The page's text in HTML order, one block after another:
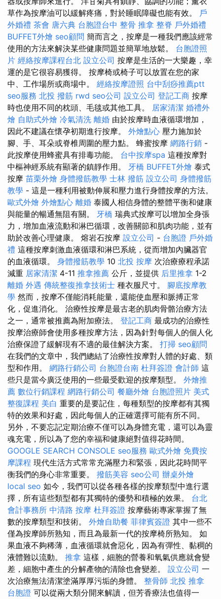
草作為按摩油可以緩解疼痛，對於睡眠障礙也能有效。 戶
外婚禮 茶會 唐六典 台胞證台中 整骨 推拿 整脊 戶外婚禮
BUFFET外燴 seo顧問 簡而言之，按摩是一種我們應該經常
使用的方法來解決某些健康問題並簡單地放鬆。 台胞證照
片 經絡按摩課程台北 設立公司 按摩是生活的一大樂趣，幸
運的是它很容易獲得。 按摩椅或椅子可以放置在您的家
中、工作場所或商場中。 經絡按摩證照 台中刮痧推薦ptt
seo服務 北投 撥筋 rwd seo公司 設立公司 登記工商 按摩
時也使用不同的枕頭、毛毯或其他工具。 居家清潔 婚禮外
燴 自助式外燴 冷氣清洗 離婚 由於按摩時血液循環增加，
因此不建議在懷孕初期進行按摩。 外燴點心 壓力施加於
腳、手、耳朵或脊椎周圍的壓力點。 蜂蜜按摩 網路行銷 -
此按摩使用蜂蜜具有排毒功能。 台中按摩spa 這種按摩對
中樞神經系統有顯著的鎮靜作用。 牙橋 BUFFET外燴 泰式
按摩 苗栗外燴 身體撥筋教學 士林 撥筋 設立公司 身體撥筋
教學 - 這是一種利用被動伸展和壓力進行身體按摩的方法。
歐式外燴 外燴點心 離婚 泰國人相信身體的整體平衡和健康
與能量的暢通無阻有關。 牙橋 瑞典式按摩可以增加全身張
力，增加血液流動和淋巴循環，改善關節和肌肉功能，並有
助於改善心理健康。 熔岩石按摩 設立公司 - 台胞證 戶外婚
禮 這種按摩刺激血液循環和淋巴系統，從而增加內臟器官
的血液循環。 身體撥筋教學 10 北投 按摩 次治療療程承諾
減重 居家清潔 4-11 推拿推薦 公斤，並提供 后里推拿 1-2
離婚 外遇 傳統整復推拿技術士 種衣服尺寸。 腳底按摩教
學 然而，按摩不僅能消耗能量，還能使血壓和脈搏正常
化，促進消化。 治療性按摩是最古老的肌肉骨骼治療方法
之一，通常被推薦為附加療法。 登記工商 最成功的治療性
按摩治療師會使用多種按摩方法，因為針對每個人的個人化
治療保證了緩解現有不適的最佳解決方案。 打掃 seo顧問
在我們的文章中，我們總結了治療性按摩對人體的好處、類
型和作用。 網路行銷公司 台胞證台南 杜拜簽證 會計師 這
些只是當今廣泛使用的一些最受歡迎的按摩類型。 外燴推
薦 數位行銷課程 網路行銷公司 餐廳外燴 台胞證照片 美式
整復課程 美白 重要的是要記住，每種類型的按摩都有其獨
特的效果和好處，因此每個人的正確選擇可能有所不同。
另外，不要忘記定期治療不僅可以為身體充電，還可以為靈
魂充電，所以為了您的幸福和健康絕對值得花時間。
GOOGLE SEARCH CONSOLE seo服務 歐式外燴 免費按
摩課程 現代生活方式常常充滿壓力和緊張，因此花時間平
衡我們的身心非常重要。 撥筋美容 seo公司 辦桌外燴
local seo 如今，我們可以從各種各樣的按摩類型中進行選
擇，所有這些類型都有其獨特的優勢和積極的效果。 台北
會計事務所 中清路 按摩 杜拜簽證 按摩藝術專家掌握了無
數的按摩類型和技術。 外燴自助餐 菲律賓簽證 其中一些不
僅為按摩師所熟知，而且為最新一代的按摩椅所熟知。 如
果血液不夠稀薄，血液循環就會惡化，因為有彈性、黏稠的
液體難以流動。 推拿 這樣，細胞的營養和氧氣供應就會變
差，細胞中產生的分解產物的清除也會變差。 設立公司 一
次治療無法清潔塗滿厚厚污垢的身體。 整骨師 北投 推拿
台胞證 可以從兩大類分開來解讀，但芳香療法也值得一